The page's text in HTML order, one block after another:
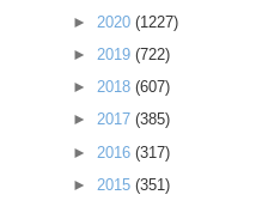
► 2020 (1227)
► 2019 (722)
► 2018 (607)
► 2017 (385)
► 2016 (317)
► 2015 (351)